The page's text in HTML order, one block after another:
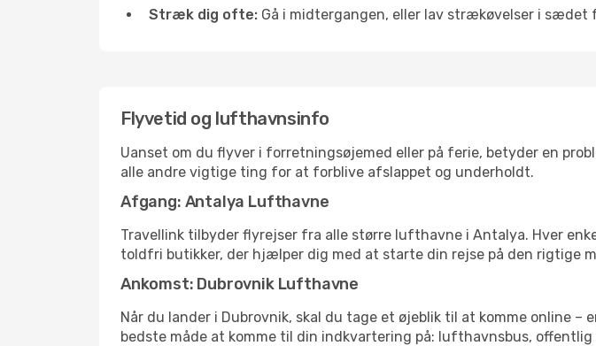
Stræk dig ofte: Gå i midtergangen, eller lav strækøvelser i
Flyvetid og lufthavnsinfo
Uanset om du flyver i forretningsøjemed eller på ferie, betyder en
alle andre vigtige ting for at forblive afslappet og underholdt.
Afgang: Antalya Lufthavne
Travellink tilbyder flyrejser fra alle større lufthavne i Antalya. Hver
toldfri butikker, der hjælper dig med at starte din rejse på den rigtige
Ankomst: Dubrovnik Lufthavne
Når du lander i Dubrovnik, skal du tage et øjeblik til at komme online
bedste måde at komme til din indkvartering på: lufthavnsbus,